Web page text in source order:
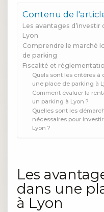
Contenu de
Les avantages
Lyon
Comprendre le marché
de parking
Fiscalité et
Quels sont les critères à
une place de parking à
Comment évaluer la
un parking à Lyon ?
Quelles sont les
nécessaires pour
Lyon ?
Les
dans une
à Lyon